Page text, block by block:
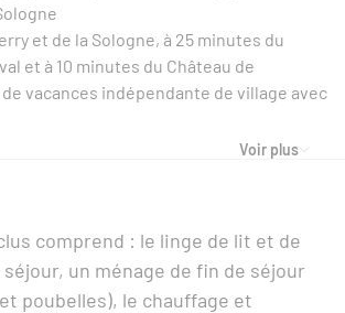
et de la Sologne, à 25 minutes du
et à 10 minutes du Château de
de vacances indépendante de village avec
Voir plus
comprend : le linge de lit et de
un ménage de fin de séjour
poubelles), le chauffage et